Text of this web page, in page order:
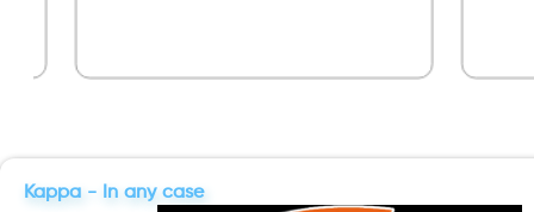
Kappa - In any case